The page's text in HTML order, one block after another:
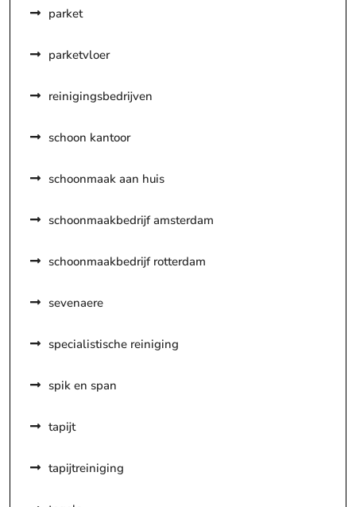
parket
parketvloer
reinigingsbedrijven
schoon kantoor
schoonmaak aan huis
schoonmaakbedrijf amsterdam
schoonmaakbedrijf rotterdam
sevenaere
specialistische reiniging
spik en span
tapijt
tapijtreiniging